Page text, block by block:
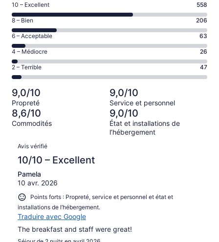
Note
de 10
–
Excellent,
d’après
558 avis
sur 900.
10 – Excellent 558
Note
de 8
–
Bien,
d’après
206 avis
sur 900.
8 – Bien 206
Note
de 6
–
Acceptable,
d’après
sur 900.
6 – Acceptable 63
Note
de 4
–
Médiocre,
d’après
26 avis
sur 900.
4 – Médiocre 26
Note
de 2
–
Terrible,
d’après
47 avis
sur 900.
2 – Terrible 47
9,0/10
Propreté
9,0/10
Service et personnel
8,6/10
Commodités
9,0/10
État et installations de
l’hébergement
Avis
Avis vérifié
10/10 – Excellent
Pamela
10 avr. 2026
Points forts : Propreté, service et personnel et état et
installations de l’hébergement.
Traduire avec Google
The breakfast and staff were great!